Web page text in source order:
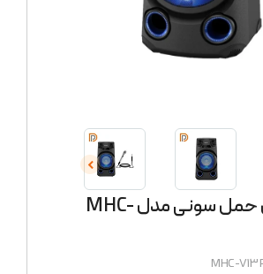
اسپیکر قابل حمل سونی مدل MHC-
MHC-